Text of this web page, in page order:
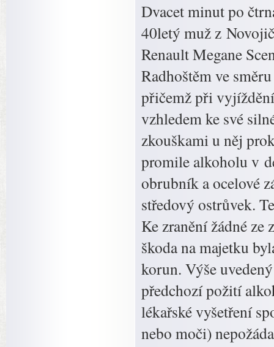
Dvacet minut po
40letý muž z
Renault Megane
Radhoštěm ve
přičemž při
vzhledem ke své
zkouškami u něj
promile alkoholu v
obrubník a ocelové
středový ostrůvek.
Ke zranění žádné ze
škoda na majetku
korun. Výše
předchozí požití
lékařské vyšetření
nebo moči)